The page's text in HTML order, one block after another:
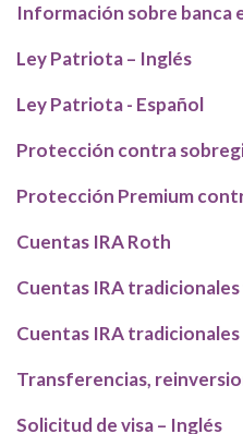
Información sobre banca
Ley Patriota – Inglés
Ley Patriota - Español
Protección contra
Protección Premium
Cuentas IRA Roth
Cuentas IRA
Cuentas IRA tradicionales
Transferencias,
Solicitud de visa – Inglés